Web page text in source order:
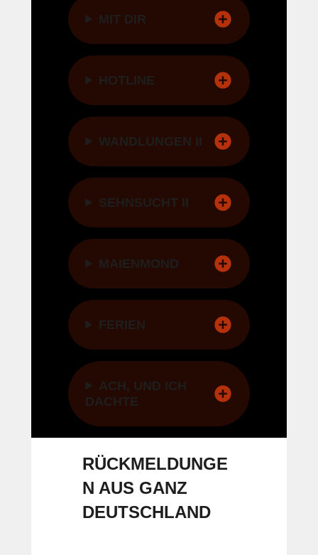
MIT DIR
HOTLINE
WANDLUNGEN II
SEHNSUCHT II
MAIENMOND
FERIEN
ACH, UND ICH
DACHTE
RÜCKMELDUNGE
N AUS GANZ
DEUTSCHLAND